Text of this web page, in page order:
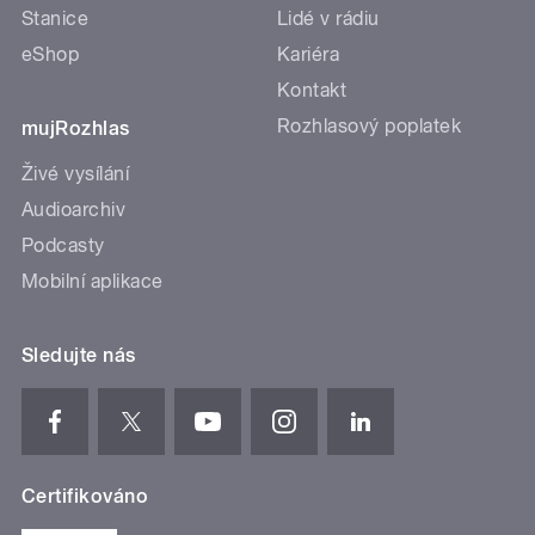
Stanice
eShop
mujRozhlas
Živé vysílání
Audioarchiv
Podcasty
Mobilní aplikace
Lidé v rádiu
Kariéra
Kontakt
Rozhlasový poplatek
Sledujte nás
Certifikováno